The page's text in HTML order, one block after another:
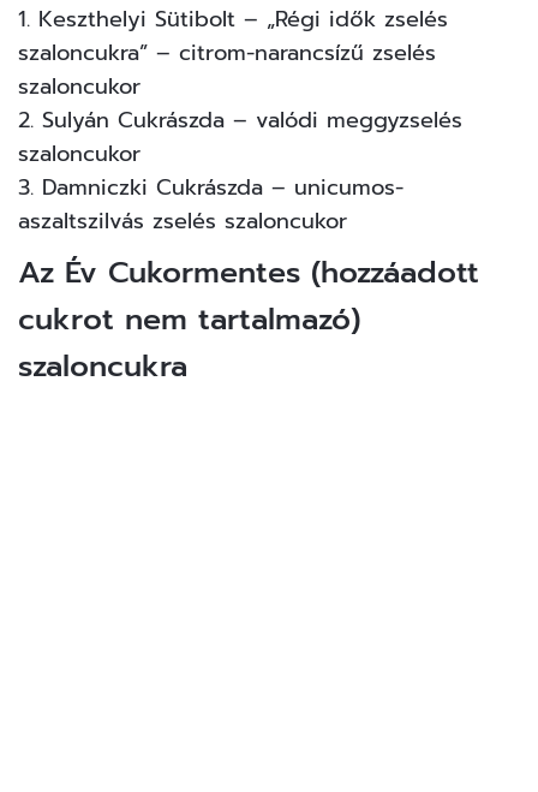
1. Keszthelyi Sütibolt – „Régi idők zselés
szaloncukra” – citrom-narancsízű zselés
szaloncukor
2. Sulyán Cukrászda – valódi meggyzselés
szaloncukor
3. Damniczki Cukrászda – unicumos-
aszaltszilvás zselés szaloncukor
Az Év Cukormentes (hozzáadott
cukrot nem tartalmazó)
szaloncukra